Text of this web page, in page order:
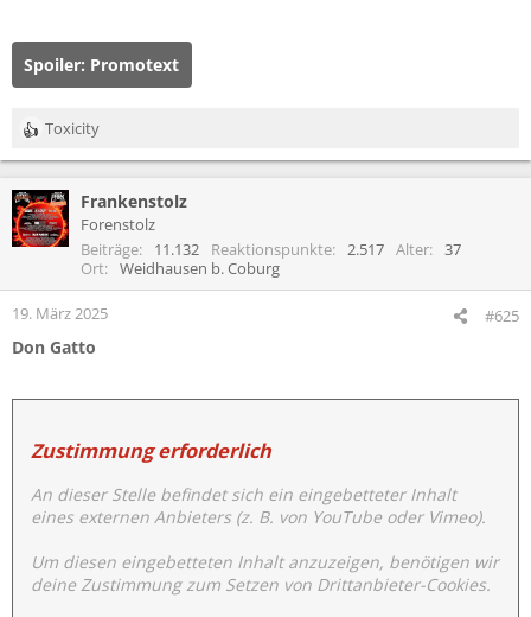
Spoiler: Promotext
R
e
k
t
i
n
e
:
Toxicity
Frankenstolz
Forenstolz
Beiträge
11.132 Reaktionspunkte 2.517 Alter
37
Ort
Weidhausen b. Coburg
19. März 2025 #625
Don Gatto
Zustimmung erforderlich
An dieser Stelle befindet sich ein eingebetteter Inhalt
eines externen Anbieters (z. B. von YouTube oder Vimeo).
Um diesen eingebetteten Inhalt anzuzeigen, benötigen wir
deine Zustimmung zum Setzen von Drittanbieter-Cookies.